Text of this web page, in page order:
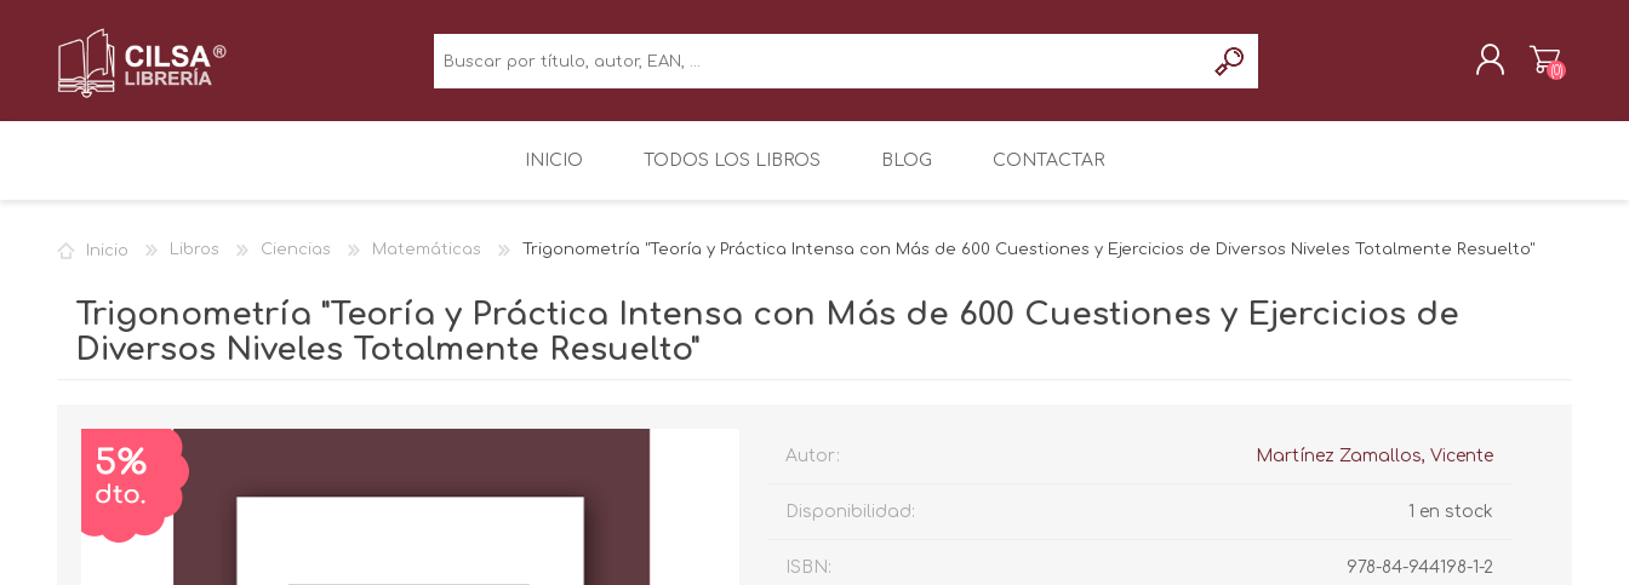
(0)
INICIO TODOS LOS LIBROS BLOG CONTACTAR
Inicio Libros Ciencias Matemáticas Trigonometría "Teoría y Práctica Intensa con Más de 600 Cuestiones y Ejercicios de Diversos Niveles Totalmente Resuelto"
Trigonometría "Teoría y Práctica Intensa con Más de 600 Cuestiones y Ejercicios de
Diversos Niveles Totalmente Resuelto"
Autor: Martínez Zamallos, Vicente
Disponibilidad: 1 en stock
ISBN: 978-84-944198-1-2